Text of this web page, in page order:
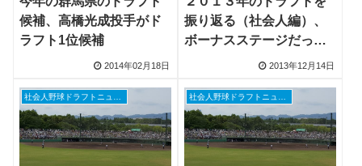
候補、高橋光成投手がド
ラフト1位候補
2014年02月18日
振り返る（社会人編）、
ボーナスステージだった
ドラフト会議
2013年12月14日